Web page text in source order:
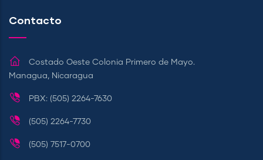
Contacto
Costado Oeste Colonia Primero de Mayo.
Managua, Nicaragua
PBX: (505) 2264-7630
(505) 2264-7730
(505) 7517-0700